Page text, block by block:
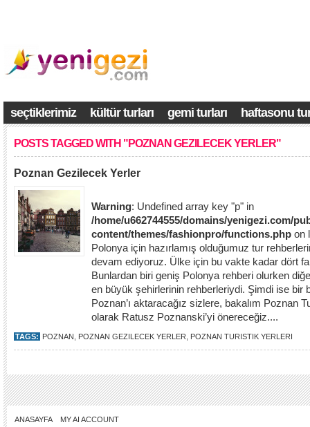
seçtiklerimiz kültür turları gemi turları haftasonu
POSTS TAGGED WITH "POZNAN GEZILECEK YERLER"
Poznan Gezilecek Yerler
Warning: Undefined array key "p" in
/home/u662744555/domains/yenigezi.com/
content/themes/fashionpro/functions.php on
Polonya için hazırlamış olduğumuz tur
devam ediyoruz. Ülke için bu vakte kadar dört
Bunlardan biri geniş Polonya rehberi olurken
en büyük şehirlerinin rehberleriydi. Şimdi ise bir
Poznan’ı aktaracağız sizlere, bakalım Poznan
olarak Ratusz Poznanski’yi önereceğiz....
TAGS: POZNAN POZNAN GEZILECEK YERLER POZNAN TURISTIK YERLERI
ANASAYFA MY AI ACCOUNT